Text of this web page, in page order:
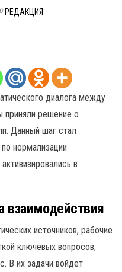
РЕДАКЦИЯ
диалога между
приняли решение о
Данный шаг стал
нормализации
в
взаимодействия
источников, рабочие
ключевых вопросов,
В их задачи войдет